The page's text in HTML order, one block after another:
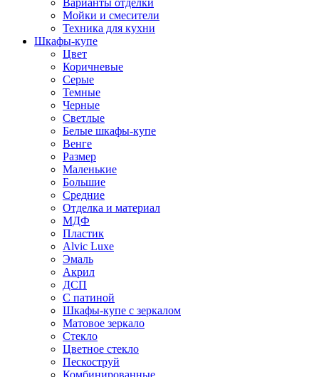
Варианты отделки
Мойки и смесители
Техника для кухни
Шкафы-купе
Цвет
Коричневые
Серые
Темные
Черные
Светлые
Белые шкафы-купе
Венге
Размер
Маленькие
Большие
Средние
Отделка и материал
МДФ
Пластик
Alvic Luxe
Эмаль
Акрил
ДСП
С патиной
Шкафы-купе с зеркалом
Матовое зеркало
Стекло
Цветное стекло
Пескоструй
Комбинированные